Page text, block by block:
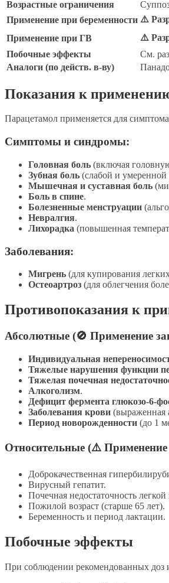
Возрастные ограничения
Применение при беременности ⚠️
Применение при ГВ
⚠️
Побочные эффекты
См.
Аналоги (по действ. в-ву)
Показания к
Парацетамол применяется для
Симптомы и синдромы:
Головная боль (включая
Зубная боль (слабой и
Мышечная и суставная боль
Боль в спине.
Болезненные менструации
Невралгия.
Лихорадка (повышенная
Заболевания:
Мигрень (для купирования
Остеоартроз (для облегчения
Противопоказания к
Абсолютные (🚫 Применение
Индивидуальная
Тяжелые нарушения функции
Тяжелая почечная
Алкоголизм.
Дефицит фермента глюкозо-6-
Заболевания крови (выраженная
Период новорожденности (до 1
Относительные (⚠️
Доброкачественная
Вирусный гепатит.
Почечная недостаточность
Пожилой возраст (старше 65 лет).
Беременность и период лактации.
Побочные эффекты
При соблюдении рекомендованных доз